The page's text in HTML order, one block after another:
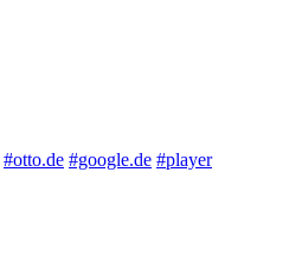
#otto.de #google.de #player